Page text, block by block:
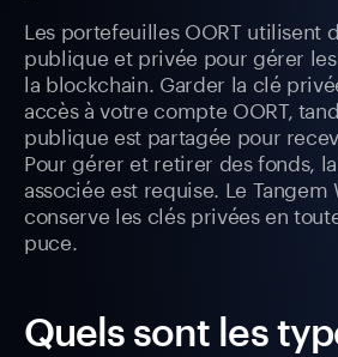
Les portefeuilles OORT utilisent
publique et privée pour gérer
la blockchain. Garder la clé
accès à votre compte OORT,
publique est partagée pour
Pour gérer et retirer des fonds,
associée est requise. Le
conserve les clés privées en
puce.
Quels sont les